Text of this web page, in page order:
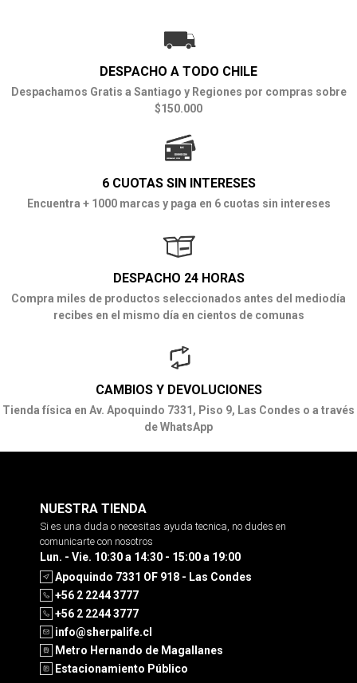
DESPACHO A TODO CHILE
Despachamos Gratis a Santiago y Regiones por compras sobre
$150.000
6 CUOTAS SIN INTERESES
Encuentra + 1000 marcas y paga en 6 cuotas sin intereses
DESPACHO 24 HORAS
Compra miles de productos seleccionados antes del mediodía
recibes en el mismo día en cientos de comunas
CAMBIOS Y DEVOLUCIONES
Tienda física en Av. Apoquindo 7331, Piso 9, Las Condes o a través
de WhatsApp
NUESTRA TIENDA
Si es una duda o necesitas ayuda tecnica, no dudes en
comunicarte con nosotros
Lun. - Vie. 10:30 a 14:30 - 15:00 a 19:00
Apoquindo 7331 OF 918 - Las Condes
+56 2 2244 3777
+56 2 2244 3777
info@sherpalife.cl
Metro Hernando de Magallanes
Estacionamiento Público